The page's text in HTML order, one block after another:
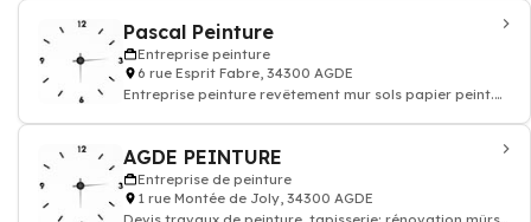
Pascal Peinture
Entreprise peinture
6 rue Esprit Fabre, 34300 AGDE
Entreprise peinture revêtement mur sols papier peint.
AGDE PEINTURE
Entreprise de peinture
1 rue Montée de Joly, 34300 AGDE